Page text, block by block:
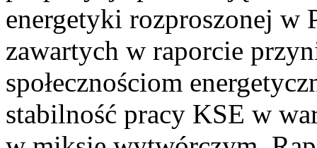
energetyki rozproszonej w
zawartych w raporcie
społecznościom
stabilność pracy KSE w